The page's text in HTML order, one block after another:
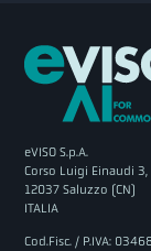
eVISO S.p.A.
Corso Luigi Einaudi 3,
12037 Saluzzo (CN)
ITALIA
Cod.Fisc. / P.IVA: